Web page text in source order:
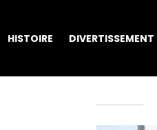
HISTOIRE DIVERTISSEMENT